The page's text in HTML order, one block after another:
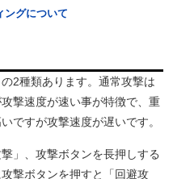
ングについて
2種類あります。通常攻撃は
撃速度が速い事が特徴で、重
ですが攻撃速度が遅いです。
」、攻撃ボタンを長押しする
撃ボタンを押すと「回避攻